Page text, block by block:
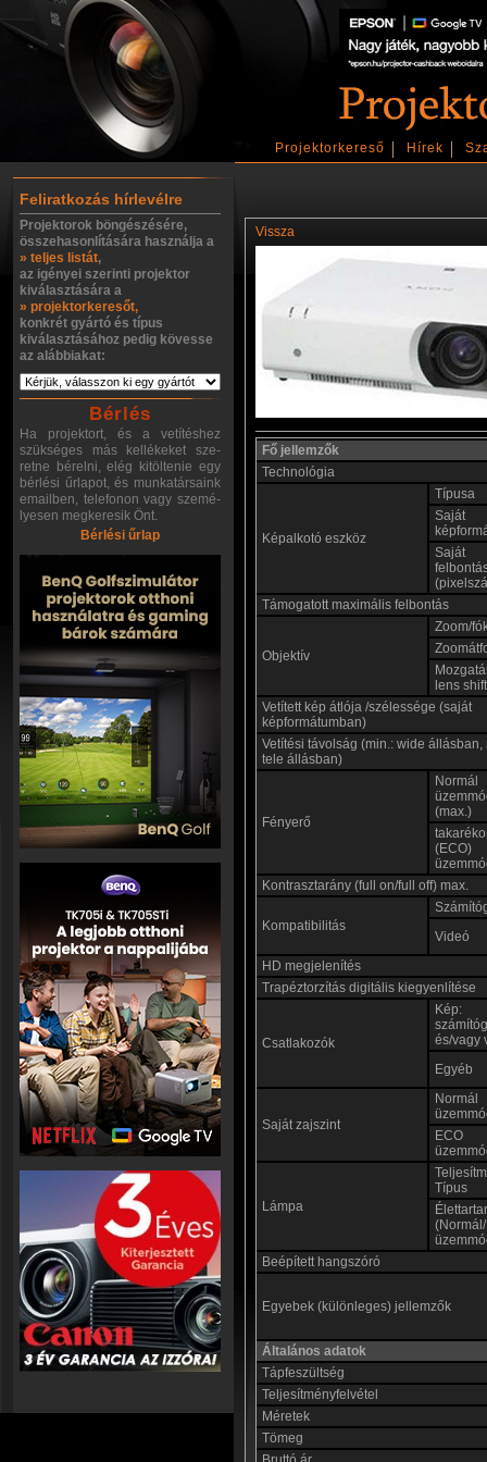
Projektorkereső Hírek
Feliratkozás hírlevélre
Projektorok böngészésére,
összehasonlítására használja a
» teljes listát,
az igényei szerinti projektor
kiválasztására a
» projektorkeresőt,
konkrét gyártó és típus
kiválasztásához pedig kövesse
az alábbiakat:
Bérlés
Ha projektort, és a vetítéshez
szükséges más kellékeket sze-
retne bérelni, elég kitöltenie egy
bérlési űrlapot, és munkatársaink
emailben, telefonon vagy szemé-
lyesen megkeresik Önt.
Bérlési űrlap
Vissza
Fő jellemzők
Technológia
Képalkotó eszköz
Típusa
Saját
Saját
Támogatott maximális felbontás
Objektív
Zoom/
lens shift
Vetített kép átlója /szélessége (saját
képformátumban)
Vetítési távolság (min.: wide állásban,
tele állásban)
Fényerő
Normál
(max.)
(ECO)
Kontrasztarány (full on/full off) max.
Kompatibilitás
Videó
HD megjelenítés
Trapéztorzítás digitális kiegyenlítése
Csatlakozók
Kép:
és/vagy
Egyéb
Saját zajszint
Normál
ECO
Lámpa
Típus
Beépített hangszóró
Egyebek (különleges) jellemzők
Általános adatok
Tápfeszültség
Teljesítményfelvétel
Méretek
Tömeg